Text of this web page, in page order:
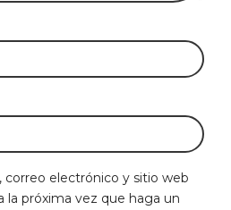
correo electrónico y sitio web
la próxima vez que haga un